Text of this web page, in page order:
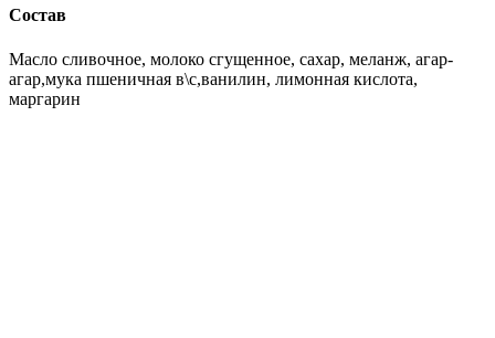
Состав
Масло сливочное, молоко сгущенное, сахар, меланж, агар-
агар,мука пшеничная в\с,ванилин, лимонная кислота,
маргарин